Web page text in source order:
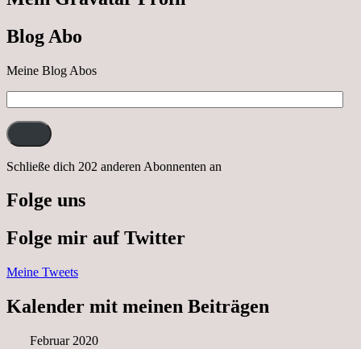
Blog Abo
Meine Blog Abos
Mail-
Adresse:
Schließe dich 202 anderen Abonnenten an
Folge uns
Folge mir auf Twitter
Meine Tweets
Kalender mit meinen Beiträgen
Februar 2020